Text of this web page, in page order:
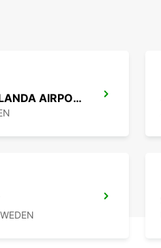
STOCKHOLM - ARLANDA AIRPORT